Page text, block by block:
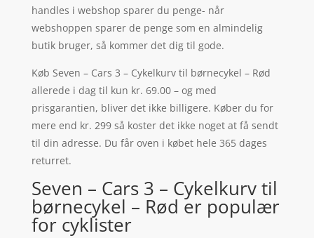
handles i webshop sparer du penge- når
webshoppen sparer de penge som en almindelig
butik bruger, så kommer det dig til gode.
Køb Seven – Cars 3 – Cykelkurv til børnecykel – Rød
allerede i dag til kun kr. 69.00 – og med
prisgarantien, bliver det ikke billigere. Køber du for
mere end kr. 299 så koster det ikke noget at få sendt
til din adresse. Du får oven i købet hele 365 dages
returret.
Seven – Cars 3 – Cykelkurv til
børnecykel – Rød er populær
for cyklister